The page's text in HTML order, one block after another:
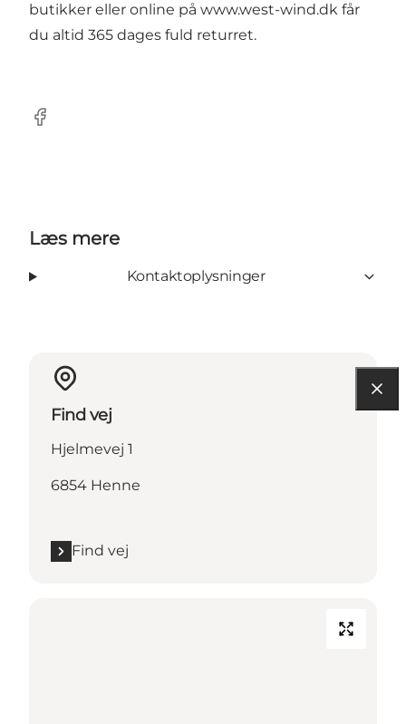
butikker eller online på www.west-wind.dk får
du altid 365 dages fuld returret.
Facebook
Læs mere
Kontaktoplysninger
Find vej
Hjelmevej 1
6854 Henne
Find vej